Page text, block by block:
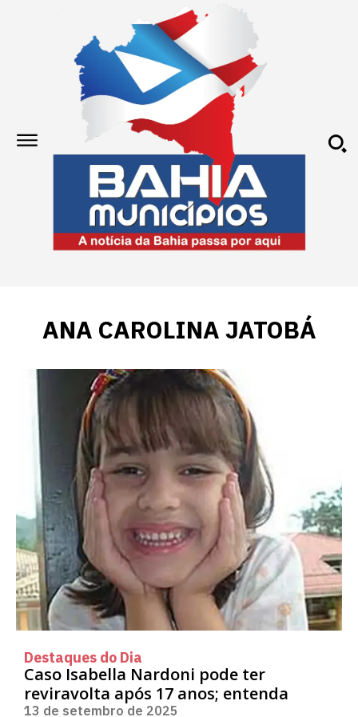
ANA CAROLINA JATOBÁ
Destaques do Dia
Caso Isabella Nardoni pode ter
reviravolta após 17 anos; entenda
13 de setembro de 2025